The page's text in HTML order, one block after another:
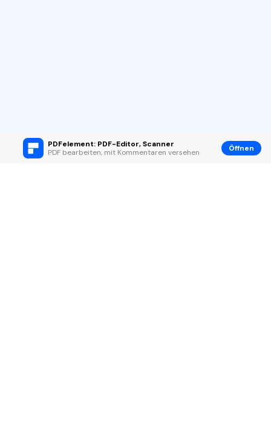
PDFelement: PDF-Editor, Scanner
PDF bearbeiten, mit Kommentaren versehen
Öffnen